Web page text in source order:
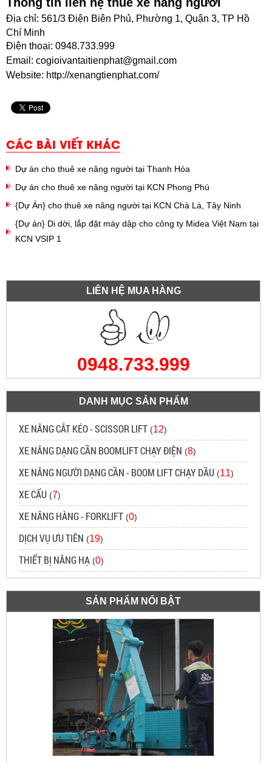
Địa chỉ: 561/3 Điện Biên Phủ, Phường 1, Quận 3, TP Hồ
Chí Minh
Điện thoại: 0948.733.999
Email: cogioivantaitienphat@gmail.com
Website: http://xenangtienphat.com/
CÁC BÀI VIẾT KHÁC
Dự án cho thuê xe nâng người tại Thanh Hóa
Dự án cho thuê xe nâng người tại KCN Phong Phú
{Dự Án} cho thuê xe nâng người tại KCN Chà Là, Tây Ninh
{Dự án} Di dời, lắp đặt máy dập cho công ty Midea Việt Nam tại
KCN VSIP 1
LIÊN HỆ MUA HÀNG
0948.733.999
DANH MỤC SẢN PHẨM
XE NÂNG CẮT KÉO - SCISSOR LIFT (12)
XE NÂNG DẠNG CẦN BOOMLIFT CHẠY ĐIỆN (8)
XE NÂNG NGƯỜI DẠNG CẦN - BOOM LIFT CHẠY DẦU (11)
XE CẨU (7)
XE NÂNG HÀNG - FORKLIFT (0)
DỊCH VỤ ƯU TIÊN (19)
THIẾT BỊ NÂNG HẠ (0)
SẢN PHẨM NỔI BẬT